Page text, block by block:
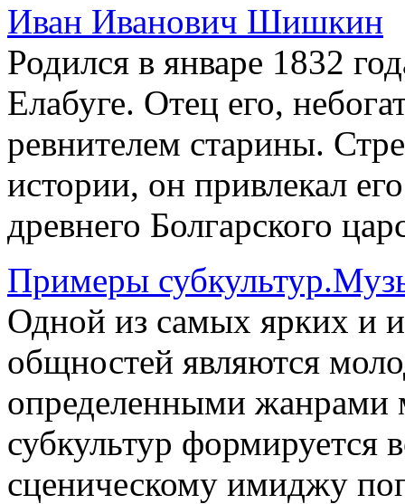
Иван Иванович Шишкин
Родился в январе 1832
Елабуге. Отец его,
ревнителем старины.
истории, он привлекал
древнего Болгарского
Примеры
Одной из самых ярких и
общностей являются
определенными
субкультур
сценическому имиджу